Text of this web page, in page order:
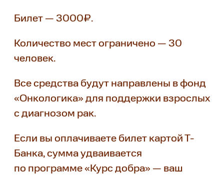
Билет — 3000₽.
Количество мест ограничено — 30
человек.
Все средства будут направлены в фонд
«Онкологика» для поддержки взрослых
с диагнозом рак.
Если вы оплачиваете билет картой Т-
Банка, сумма удваивается
по программе «Курс добра» — ваш